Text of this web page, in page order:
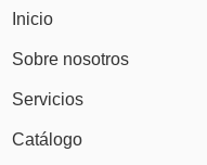
Inicio
Sobre nosotros
Servicios
Catálogo